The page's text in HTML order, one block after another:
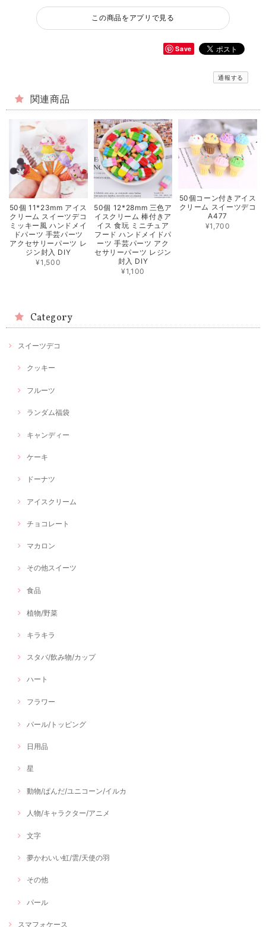
この商品をアプリで見る
Save
通報する
関連商品
50個 11*23mm アイス
クリーム スイーツデコ
ミッキー風 ハンドメイ
ドパーツ 手芸パーツ
アクセサリーパーツ レ
ジン封入 DIY
¥1,500
50個 12*28mm 三色ア
イスクリーム 棒付きア
イス 食玩 ミニチュア
フード ハンドメイドパ
ーツ 手芸パーツ アク
セサリーパーツ レジン
封入 DIY
¥1,100
50個コーン付きアイス
クリーム スイーツデコ
A477
¥1,700
Category
スイーツデコ
クッキー
フルーツ
ランダム福袋
キャンディー
ケーキ
ドーナツ
アイスクリーム
チョコレート
マカロン
その他スイーツ
食品
植物/野菜
キラキラ
スタバ/飲み物/カップ
ハート
フラワー
パール/トッピング
日用品
星
動物/ぱんだ/ユニコーン/イルカ
人物/キャラクター/アニメ
文字
夢かわいい虹/雲/天使の羽
その他
パール
スマフォケース